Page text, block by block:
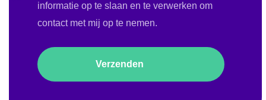
informatie op te slaan en te verwerken om
contact met mij op te nemen.